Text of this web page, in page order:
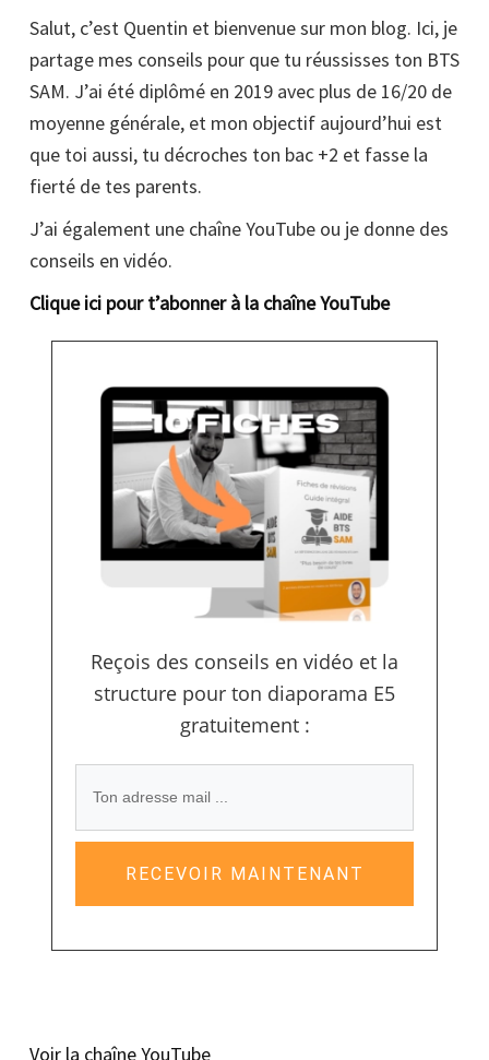
Salut, c’est Quentin et bienvenue sur mon blog. Ici, je
partage mes conseils pour que tu réussisses ton BTS
SAM. J’ai été diplômé en 2019 avec plus de 16/20 de
moyenne générale, et mon objectif aujourd’hui est
que toi aussi, tu décroches ton bac +2 et fasse la
fierté de tes parents.
J’ai également une chaîne YouTube ou je donne des
conseils en vidéo.
Clique ici pour t’abonner à la chaîne YouTube
Reçois des conseils en vidéo et la
structure pour ton diaporama E5
gratuitement :
RECEVOIR MAINTENANT
Voir la chaîne YouTube